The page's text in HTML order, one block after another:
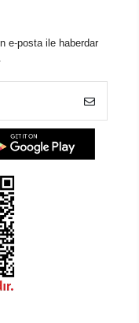
e-posta ile haberdar